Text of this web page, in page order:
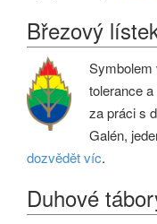
Březový
Symbolem
tolerance
za práci s
Galén,
dozvědět víc.
Duhové